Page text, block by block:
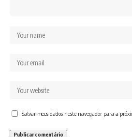
Salvar meus dados neste navegador para a